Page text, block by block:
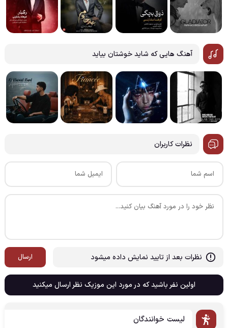
آهنگ هایی که شاید خوشتان بیاید
نظرات کاربران
نظرات بعد از تایید نمایش داده میشود ارسال
اولین نفر باشید که در مورد این موزیک نظر ارسال میکنید
لیست خوانندگان